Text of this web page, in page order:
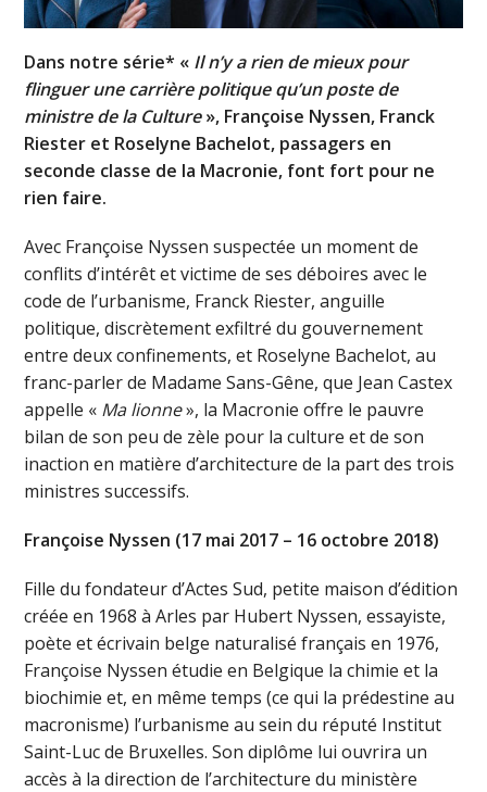
Dans notre série* « Il n’y a rien de mieux pour
flinguer une carrière politique qu’un poste de
ministre de la Culture», Françoise Nyssen, Franck
Riester et Roselyne Bachelot, passagers en
seconde classe de la Macronie, font fort pour ne
rien faire.
Avec Françoise Nyssen suspectée un moment de
conflits d’intérêt et victime de ses déboires avec le
code de l’urbanisme, Franck Riester, anguille
politique, discrètement exfiltré du gouvernement
entre deux confinements, et Roselyne Bachelot, au
franc-parler de Madame Sans-Gêne, que Jean Castex
appelle « Ma lionne», la Macronie offre le pauvre
bilan de son peu de zèle pour la culture et de son
inaction en matière d’architecture de la part des trois
ministres successifs.
Françoise Nyssen (17 mai 2017 – 16 octobre 2018)
Fille du fondateur d’Actes Sud, petite maison d’édition
créée en 1968 à Arles par Hubert Nyssen, essayiste,
poète et écrivain belge naturalisé français en 1976,
Françoise Nyssen étudie en Belgique la chimie et la
biochimie et, en même temps (ce qui la prédestine au
macronisme) l’urbanisme au sein du réputé Institut
Saint-Luc de Bruxelles. Son diplôme lui ouvrira un
accès à la direction de l’architecture du ministère